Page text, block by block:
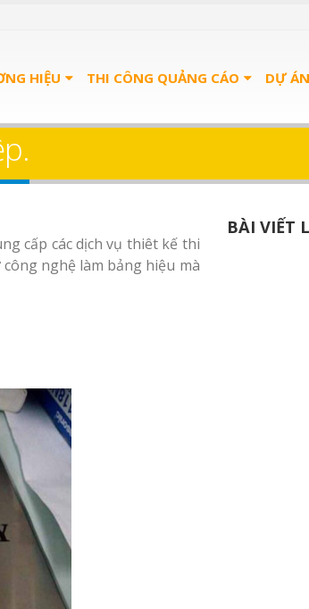
HIỆU THI CÔNG QUẢNG CÁO DỰ
cấp các dịch vụ thiêt kế thi
nghệ làm bảng hiệu mà
BÀI VIẾT